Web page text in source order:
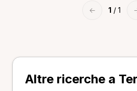
← 1 / 1
Altre ricerche a